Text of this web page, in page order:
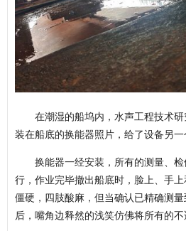
在潮湿的船坞内，水声工程技术
装在船底的换能器照片，给了设备另一
换能器一经安装，所有的测量、
行，作业完毕撤出船底时，脸上、手
僵硬，四肢酸麻，但当确认已精确测
后，嘴角边释然的浅笑仿佛将所有的不